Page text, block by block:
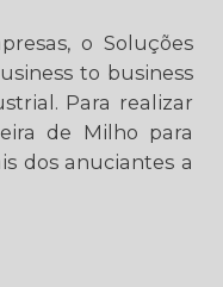
o Soluções
to business
Para realizar
de Milho para
dos anuciantes a